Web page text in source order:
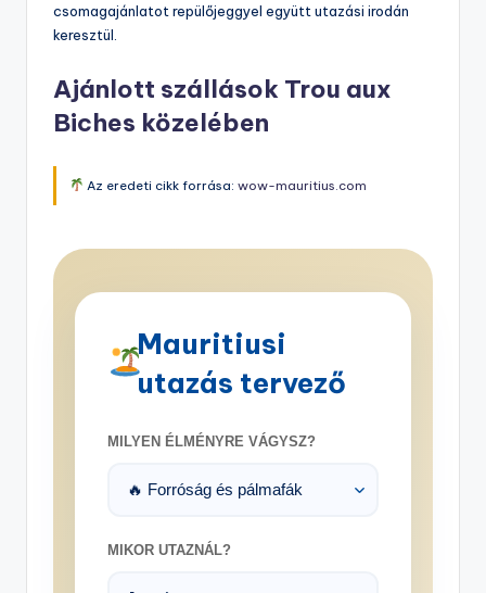
csomagajánlatot repülőjeggyel együtt utazási irodán
keresztül.
Ajánlott szállások Trou aux
Biches közelében
Az eredeti cikk forrása:wow-mauritius.com
Mauritiusi
utazás tervező
MILYEN ÉLMÉNYRE VÁGYSZ?
MIKOR UTAZNÁL?